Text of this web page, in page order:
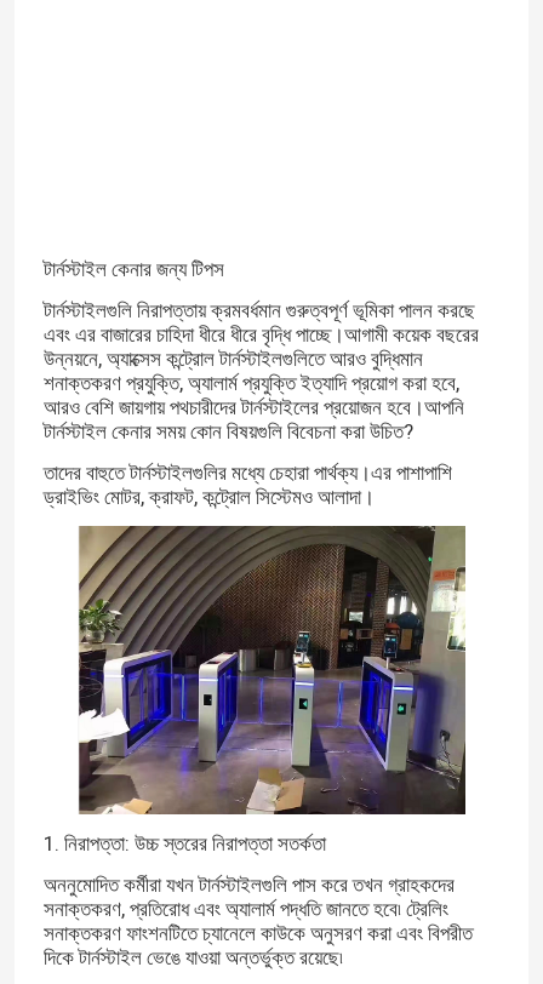
ট্রাইপড টার্নস্টাইল
সম্পূর্ণ উচ্চতার টার্নস্টাইল
ট্রেন স্টেশন টার্নস্টাইল
অপটিক্যাল টার্নস্টাইল
স্লাইডিং টার্নস্টাইল
রোড ব্যারিয়ার গেট
কিন্ডারগার্টেন সুইং বাধা
টার্নস্টাইল কেনার জন্য টিপস
টার্নস্টাইলগুলি নিরাপত্তায় ক্রমবর্ধমান গুরুত্বপূর্ণ ভূমিকা পালন করছে
এবং এর বাজারের চাহিদা ধীরে ধীরে বৃদ্ধি পাচ্ছে।আগামী কয়েক বছরের
উন্নয়নে, অ্যাক্সেস কন্ট্রোল টার্নস্টাইলগুলিতে আরও বুদ্ধিমান
শনাক্তকরণ প্রযুক্তি, অ্যালার্ম প্রযুক্তি ইত্যাদি প্রয়োগ করা হবে,
আরও বেশি জায়গায় পথচারীদের টার্নস্টাইলের প্রয়োজন হবে।আপনি
টার্নস্টাইল কেনার সময় কোন বিষয়গুলি বিবেচনা করা উচিত?
তাদের বাহুতে টার্নস্টাইলগুলির মধ্যে চেহারা পার্থক্য।এর পাশাপাশি
ড্রাইভিং মোটর, ক্রাফট, কন্ট্রোল সিস্টেমও আলাদা।
1. নিরাপত্তা: উচ্চ স্তরের নিরাপত্তা সতর্কতা
অননুমোদিত কর্মীরা যখন টার্নস্টাইলগুলি পাস করে তখন গ্রাহকদের
সনাক্তকরণ, প্রতিরোধ এবং অ্যালার্ম পদ্ধতি জানতে হবে৷ ট্রেলিং
সনাক্তকরণ ফাংশনটিতে চ্যানেলে কাউকে অনুসরণ করা এবং বিপরীত
দিকে টার্নস্টাইল ভেঙে যাওয়া অন্তর্ভুক্ত রয়েছে৷